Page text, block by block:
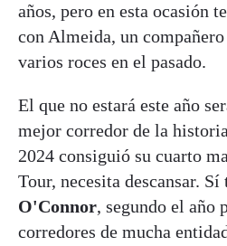
años, pero en esta ocasión
con Almeida, un
varios roces en el pasado.
El que no estará este año
mejor corredor de la
2024 consiguió su cuarto
Tour, necesita descansar.
O'Connor, segundo el año
corredores de mucha